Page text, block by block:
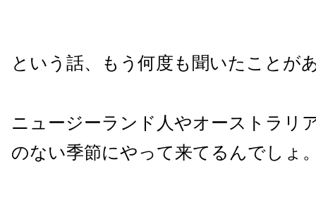
という話、もう何度も聞いたことが
ニュージーランド人やオーストラリ
のない季節にやって来てるんでしょ